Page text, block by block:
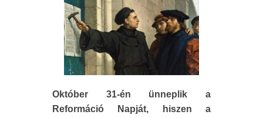
Október 31-én ünneplik a
Reformáció Napját, hiszen a